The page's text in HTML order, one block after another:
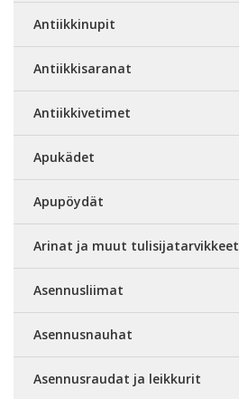
Antiikkinupit
Antiikkisaranat
Antiikkivetimet
Apukädet
Apupöydät
Arinat ja muut tulisijatarvikkeet
Asennusliimat
Asennusnauhat
Asennusraudat ja leikkurit